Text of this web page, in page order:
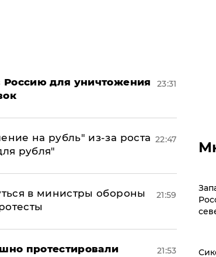
Россию для уничтожения
23:31
на рубль" из-за роста
рубля"
22:47
в министры обороны
21:59
протестировали
21:53